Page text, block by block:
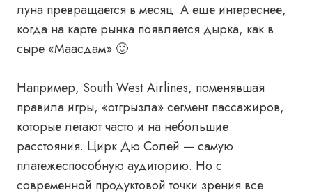
луна превращается в месяц. А еще интереснее,
когда на карте рынка появляется дырка, как в
сыре «Маасдам» 🙂
Например, South West Airlines, поменявшая
правила игры, «отгрызла» сегмент пассажиров,
которые летают часто и на небольшие
расстояния. Цирк Дю Солей — самую
платежеспособную аудиторию. Но с
современной продуктовой точки зрения все